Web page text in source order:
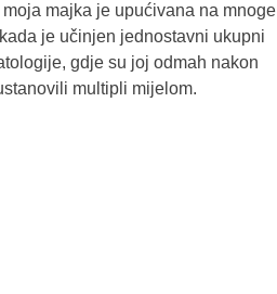
majka je upućivana na mnoge
je učinjen jednostavni ukupni
gdje su joj odmah nakon
multipli mijelom.